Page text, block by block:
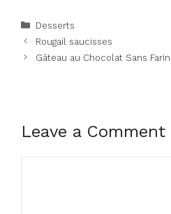
Categories
Desserts
Rougail saucisses
Gâteau au Chocolat Sans
Leave a Comment